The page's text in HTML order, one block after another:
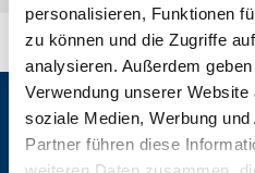
personalisieren, Funktionen
zu können und die Zugriffe
analysieren. Außerdem
Verwendung unserer
soziale Medien, Werbung
Partner führen diese
GPS-